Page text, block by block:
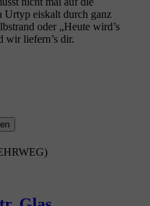
eiskalt durch ganz
oder „Heute wird’s
wir liefern’s dir.